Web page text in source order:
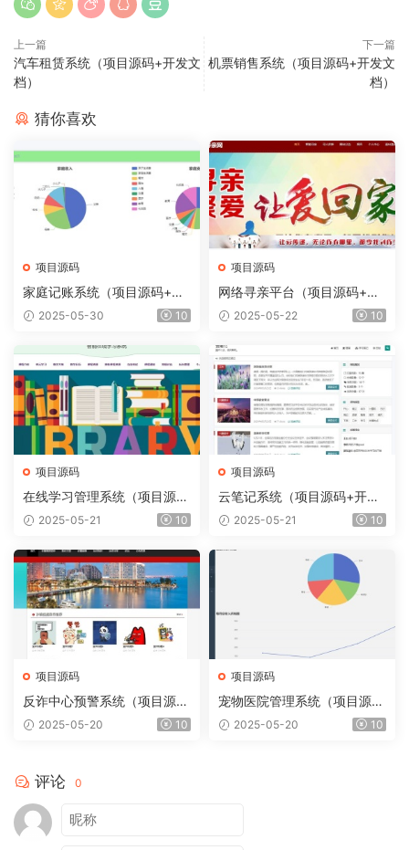
上一篇
汽车租赁系统（项目源码+开发文
档）
下一篇
机票销售系统（项目源码+开发文
档）
猜你喜欢
项目源码
家庭记账系统（项目源码+开
发文档）
2025-05-30 10
项目源码
网络寻亲平台（项目源码+开
发文档）
2025-05-22 10
项目源码
在线学习管理系统（项目源码
+开发文档）
2025-05-21 10
项目源码
云笔记系统（项目源码+开发
文档）
2025-05-21 10
项目源码
反诈中心预警系统（项目源码
+开发文档）
2025-05-20 10
项目源码
宠物医院管理系统（项目源码
+开发文档）
2025-05-20 10
评论 0